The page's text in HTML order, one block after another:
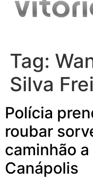
Tag:
Silva
Polícia
roubar
caminhão
Canápolis